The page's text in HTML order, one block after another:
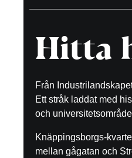
Hitta
Från
Ett stråk laddat med
och
Knäppingsborgs-
mellan gågatan och